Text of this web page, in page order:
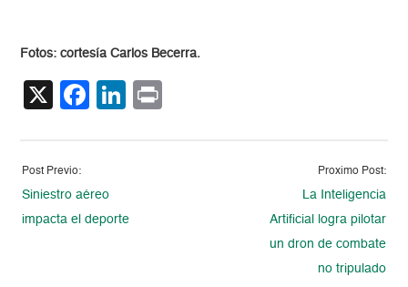
Fotos: cortesía Carlos Becerra.
X Facebook
LinkedIn
Post Previo:
Siniestro aéreo
impacta el deporte
Proximo Post:
La Inteligencia
Artificial logra pilotar
un dron de combate
no tripulado